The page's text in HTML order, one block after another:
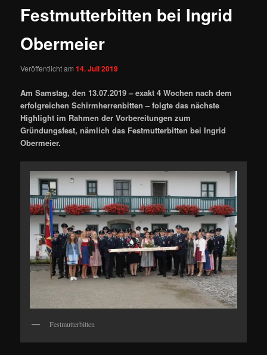
Festmutterbitten bei Ingrid
Obermeier
Veröffentlicht am14. Juli 2019
Am Samstag, den 13.07.2019 – exakt 4 Wochen nach dem
erfolgreichen Schirmherrenbitten – folgte das nächste
Highlight im Rahmen der Vorbereitungen zum
Gründungsfest, nämlich das Festmutterbitten bei Ingrid
Obermeier.
Festmutterbitten